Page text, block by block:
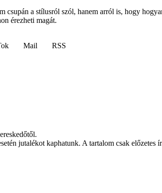
a stílusról szól, hanem arról is, hogy
érezheti magát.
Mail
RSS
jutalékot kaphatunk. A tartalom csak előzetes